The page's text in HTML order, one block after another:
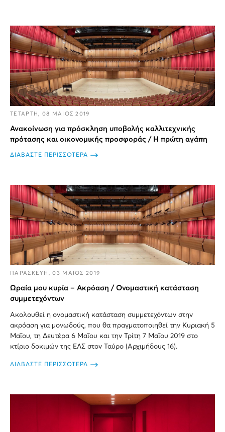
ΤΕΤΑΡΤΗ, 08 ΜΑΙΟΣ 2019
Ανακοίνωση για πρόσκληση υποβολής καλλιτεχνικής
πρότασης και οικονομικής προσφοράς / Η πρώτη αγάπη
ΔΙΑΒΑΣΤΕ ΠΕΡΙΣΣΟΤΕΡΑ
ΠΑΡΑΣΚΕΥΗ, 03 ΜΑΙΟΣ 2019
Ωραία μου κυρία – Ακρόαση / Ονομαστική κατάσταση
συμμετεχόντων
Ακολουθεί η ονομαστική κατάσταση συμμετεχόντων στην
ακρόαση για μονωδούς, που θα πραγματοποιηθεί την Κυριακή 5
Μαΐου, τη Δευτέρα 6 Μαΐου και την Τρίτη 7 Μαΐου 2019 στο
κτίριο δοκιμών της ΕΛΣ στον Ταύρο (Aρχιμήδους 16).
ΔΙΑΒΑΣΤΕ ΠΕΡΙΣΣΟΤΕΡΑ